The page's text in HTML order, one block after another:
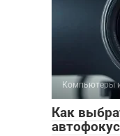
Компьютеры
Как